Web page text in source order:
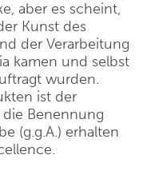
aber es scheint,
Kunst des
der Verarbeitung
kamen und selbst
wurden.
ist der
Benennung
(g.g.A.) erhalten